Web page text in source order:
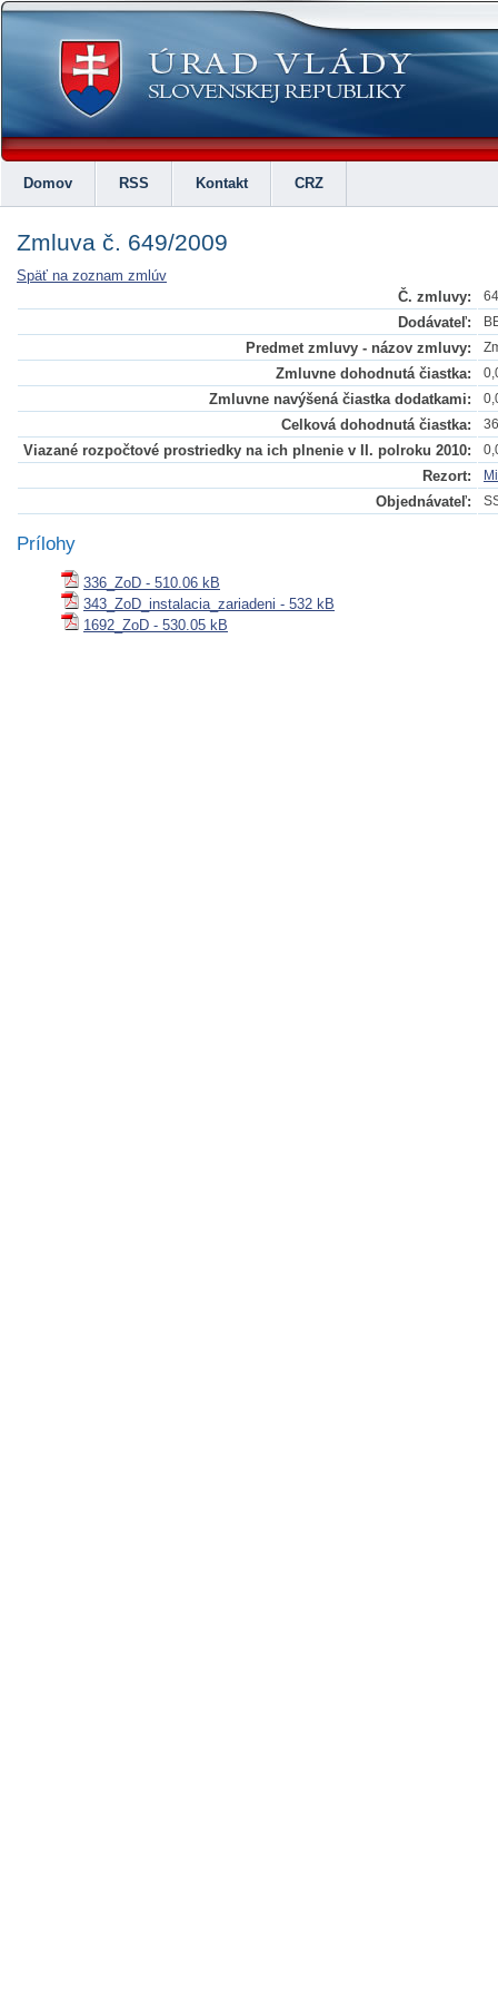
Domov RSS Kontakt CRZ
Zmluva č. 649/2009
Späť na zoznam zmlúv
Č. zmluvy:
Dodávateľ:
Predmet zmluvy - názov zmluvy:
Zmluvne dohodnutá čiastka:
Zmluvne navýšená čiastka dodatkami:
Celková dohodnutá čiastka:
Viazané rozpočtové prostriedky na ich plnenie v II. polroku 2010:
Rezort:
Objednávateľ:
Prílohy
336_ZoD - 510.06 kB
343_ZoD_instalacia_zariadeni - 532 kB
1692_ZoD - 530.05 kB